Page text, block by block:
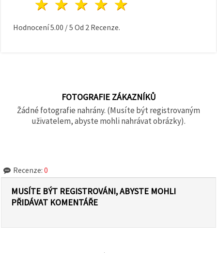
4 hvězdy
3 hvězdy
2 hvězdy
1 hvězda
Hodnocení5.00 /5 Od 2 Recenze.
FOTOGRAFIE ZÁKAZNÍKŮ
Žádné fotografie nahrány. (Musíte být registrovaným
uživatelem, abyste mohli nahrávat obrázky).
Recenze: 0
MUSÍTE BÝT REGISTROVÁNI, ABYSTE MOHLI
PŘIDÁVAT KOMENTÁŘE